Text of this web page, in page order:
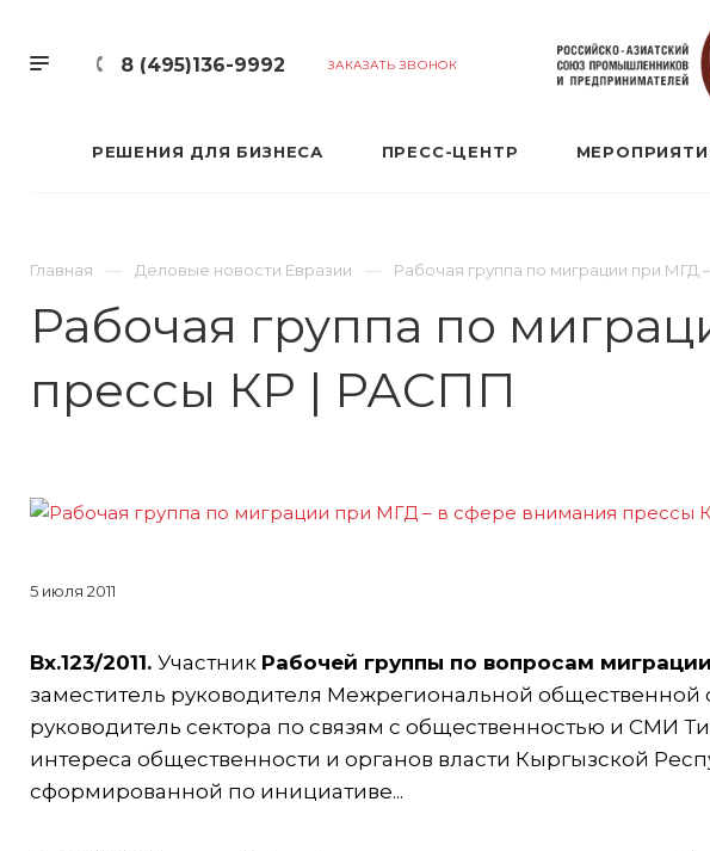
8 (495)136-9992 ЗАКАЗАТЬ ЗВОНОК
РЕШЕНИЯ ДЛЯ БИЗНЕСА ПРЕСС-ЦЕНТР
Главная Деловые новости Евразии Рабочая группа по миграции при
Рабочая группа по
прессы КР | РАСПП
5 июля 2011
Вх.123/2011. Участник Рабочей группы по вопросам
заместитель руководителя Межрегиональной
руководитель сектора по связям с общественностью и СМИ
интереса общественности и органов власти Кыргызской
сформированной по инициативе...